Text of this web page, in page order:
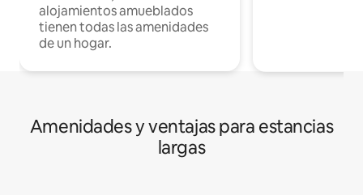
alojamientos amueblados
tienen todas las amenidades
de un hogar.
Amenidades y ventajas para estancias
largas